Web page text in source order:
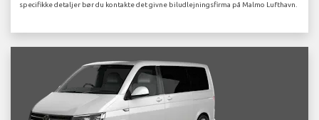
specifikke detaljer bør du kontakte det givne biludlejningsfirma på Malmo Lufthavn.